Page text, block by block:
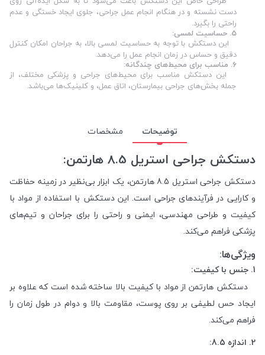
دست نشسته و در هنگام انجام عمل جراحی، جلوی ایجاد خستگی و عدم
راحتی را بگیرد.
5. حساسیت لمسی:
این دستکش با توجه به حساسیت لمسی بالا، به جراحان امکان کنترل
دقیق و حساس در زمان انجام عمل را می‌دهد.
6. مناسب برای محیط‌های چندگانه:
این دستکش مناسب برای محیط‌های جراحی و پزشکی مختلف، از
جمله بخش‌های جراحی بیمارستان، اتاق عمل، و کلینیک‌ها می‌باشد.
توضیحات مشخصات
دستکش جراحی استریل 8.5 هارتمن:
دستکش جراحی استریل 8.5 هارتمن، یک ابزار بی‌نظیر در زمینه حفاظت
و کارایی در فرآیندهای جراحی است. این دستکش با استفاده از مواد با
کیفیت و طراحی مهندسی، ایمنی و راحتی را برای جراحان و تیم‌های
پزشکی فراهم می‌کند.
ویژگی‌ها:
1. جنس با کیفیت:
دستکش هارتمن از مواد با کیفیت بالا ساخته شده است که علاوه بر
ایجاد حس لطیفی بر روی پوست، مقاومت بالا و دوام در طول زمان را
فراهم می‌کند.
2. اندازه 8.5: